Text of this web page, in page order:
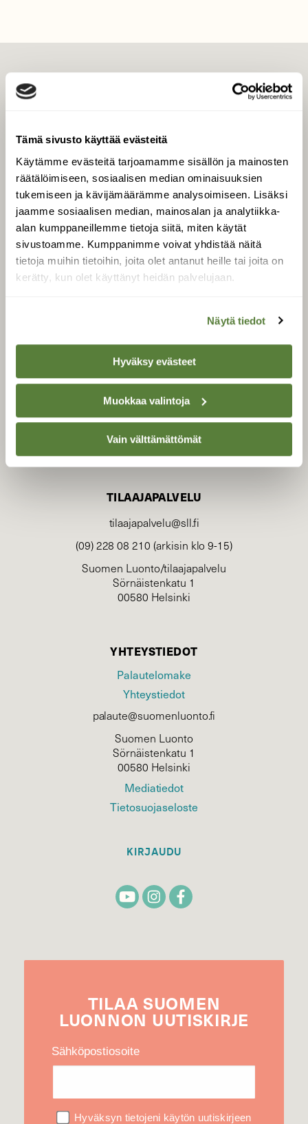
Tämä sivusto käyttää evästeitä
Käytämme evästeitä tarjoamamme sisällön ja mainosten
räätälöimiseen, sosiaalisen median ominaisuuksien
tukemiseen ja kävijämäärämme analysoimiseen. Lisäksi
jaamme sosiaalisen median, mainosalan ja analytiikka-
alan kumppaneillemme tietoja siitä, miten käytät
sivustoamme. Kumppanimme voivat yhdistää näitä
tietoja muihin tietoihin, joita olet antanut heille tai joita on
kerätty, kun olet käyttänyt heidän palvelujaan.
Näytä tiedot
Hyväksy evästeet
Muokkaa valintoja
Vain välttämättömät
Tilaa digilukuoikeus
Äänestä parasta juttua
Tilaa uutiskirje
SUOMEN LUONNON­
SUOJELU­LIITTO
Suomen Luonto -lehden
luonnonsuojelu­liitto.
TILAAJAPALVELU
tilaajapalvelu@sll.fi
(09) 228 08 210 (arkisin klo 9-15)
Suomen Luonto/tilaajapalvelu
Sörnäistenkatu 1
00580 Helsinki
YHTEYSTIEDOT
Palautelomake
Yhteystiedot
palaute@suomenluonto.fi
Suomen Luonto
Sörnäistenkatu 1
00580 Helsinki
Mediatiedot
Tietosuojaseloste
KIRJAUDU
TILAA SUOMEN
LUONNON UUTIS­KIRJE
Sähköpostiosoite
Hyväksyn tietojeni käytön uutiskirjeen